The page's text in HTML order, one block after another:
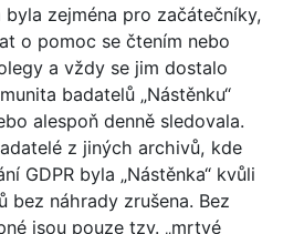
zejména pro začátečníky,
o pomoc se čtením nebo
a vždy se jim dostalo
badatelů „Nástěnku“
alespoň denně sledovala.
z jiných archivů, kde
GDPR byla „Nástěnka“ kvůli
bez náhrady zrušena. Bez
jsou pouze tzv. „mrtvé